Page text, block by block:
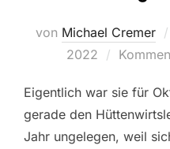
von Michael Cremer
2022
Eigentlich war sie für
gerade den
Jahr ungelegen, weil